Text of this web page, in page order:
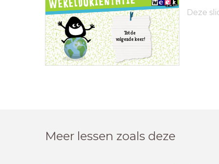
Tot de
volgende keer!
Deze
Meer lessen zoals deze